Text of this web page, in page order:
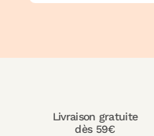
Livraison gratuite
dès 59€